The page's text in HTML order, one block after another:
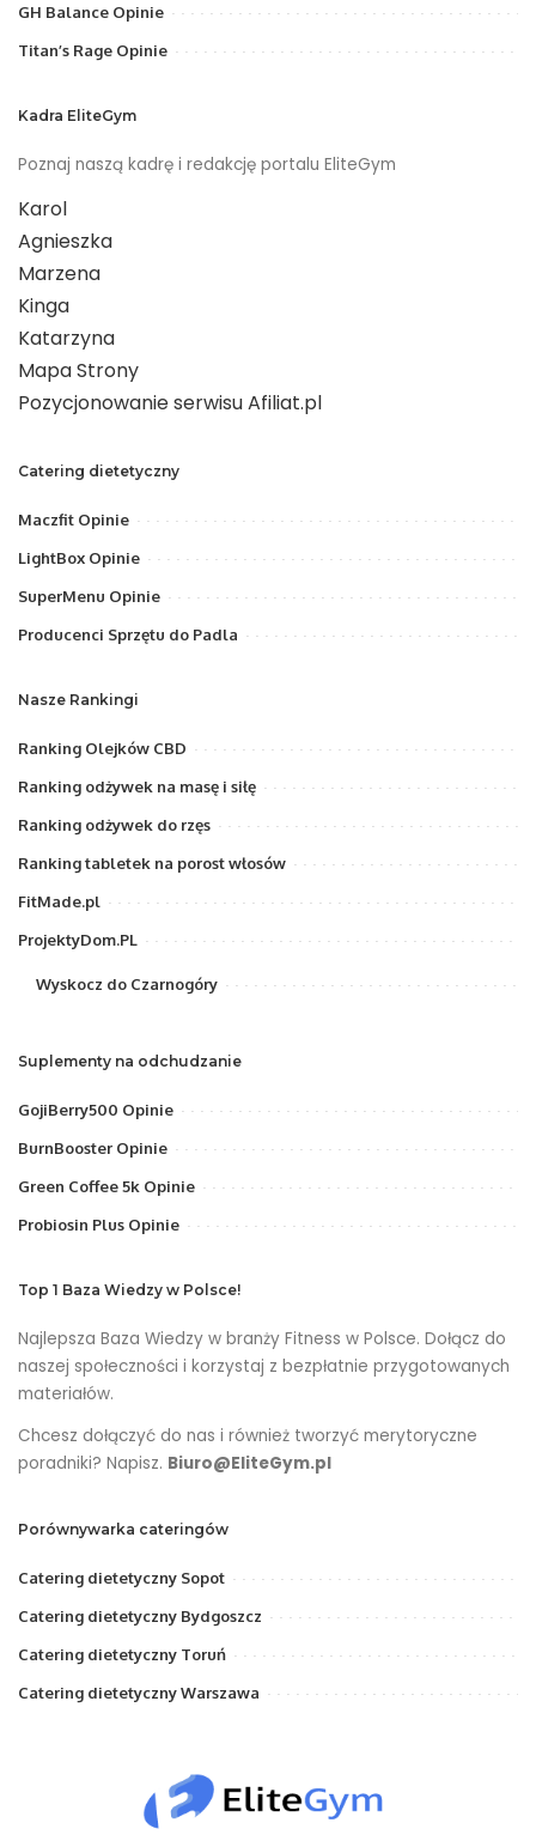
GH Balance Opinie
Titan’s Rage Opinie
Kadra EliteGym
Poznaj naszą kadrę i redakcję portalu EliteGym
Karol
Agnieszka
Marzena
Kinga
Katarzyna
Mapa Strony
Pozycjonowanie serwisu Afiliat.pl
Catering dietetyczny
Maczfit Opinie
LightBox Opinie
SuperMenu Opinie
Producenci Sprzętu do Padla
Nasze Rankingi
Ranking Olejków CBD
Ranking odżywek na masę i siłę
Ranking odżywek do rzęs
Ranking tabletek na porost włosów
FitMade.pl
ProjektyDom.PL
Wyskocz do Czarnogóry
Suplementy na odchudzanie
GojiBerry500 Opinie
BurnBooster Opinie
Green Coffee 5k Opinie
Probiosin Plus Opinie
Top 1 Baza Wiedzy w Polsce!
Najlepsza Baza Wiedzy w branży Fitness w Polsce. Dołącz do
naszej społeczności i korzystaj z bezpłatnie przygotowanych
materiałów.
Chcesz dołączyć do nas i również tworzyć merytoryczne
poradniki? Napisz. Biuro@EliteGym.pl
Porównywarka cateringów
Catering dietetyczny Sopot
Catering dietetyczny Bydgoszcz
Catering dietetyczny Toruń
Catering dietetyczny Warszawa